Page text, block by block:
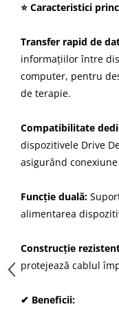
⭐ Caracteristici
Transfer rapid de
informațiilor între
computer, pentru
de terapie.
Compatibilitate
dispozitivele Drive
asigurând
Funcție duală:
alimentarea
Construcție
protejează cablul
✔ Beneficii: